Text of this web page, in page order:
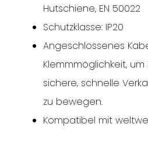
Hutschiene, EN 50022
Schutzklasse: IP20
Angeschlossenes
Klemmmöglichkeit,
sichere, schnelle
zu bewegen.
Kompatibel mit